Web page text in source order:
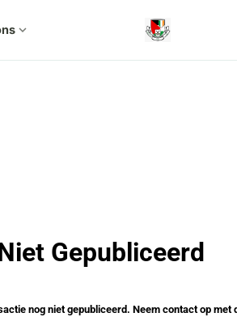
expand_more
Gepubliceerd
nog niet gepubliceerd. Neem contact op met